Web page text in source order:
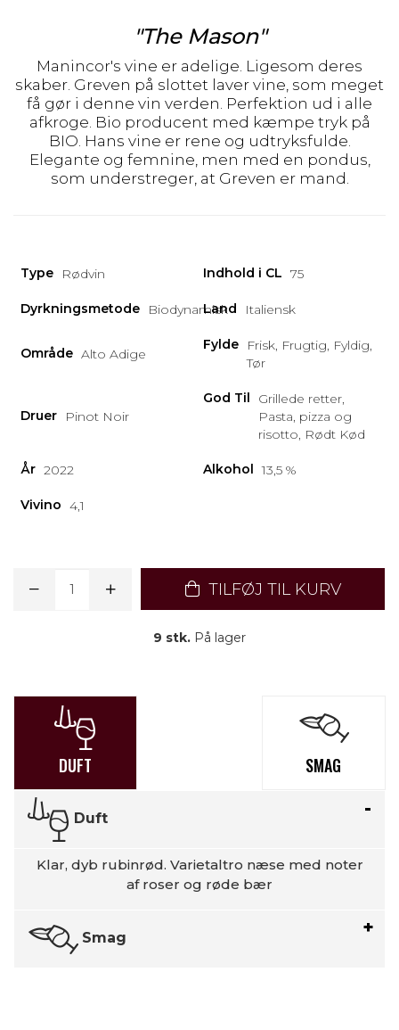
"The Mason"
Manincor's vine er adelige. Ligesom deres
skaber. Greven på slottet laver vine, som meget
få gør i denne vin verden. Perfektion ud i alle
afkroge. Bio producent med kæmpe tryk på
BIO. Hans vine er rene og udtryksfulde.
Elegante og femnine, men med en pondus,
som understreger, at Greven er mand.
Type Rødvin Indhold i CL 75
Dyrkningsmetode Biodynamisk
Land Italiensk
Område Alto Adige
Fylde
Frisk, Frugtig, Fyldig,
Tør
Druer Pinot Noir
God Til
Grillede retter,
Pasta, pizza og
risotto, Rødt Kød
År 2022 Alkohol 13,5 %
Vivino 4,1
TILFØJ TIL KURV
9 stk. På lager
DUFT SMAG
Duft
Klar, dyb rubinrød. Varietaltro næse med noter
af roser og røde bær
Smag